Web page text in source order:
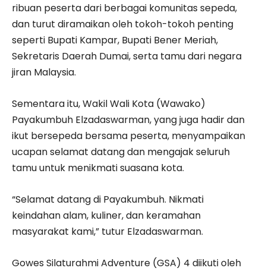
ribuan peserta dari berbagai komunitas sepeda,
dan turut diramaikan oleh tokoh-tokoh penting
seperti Bupati Kampar, Bupati Bener Meriah,
Sekretaris Daerah Dumai, serta tamu dari negara
jiran Malaysia.
Sementara itu, Wakil Wali Kota (Wawako)
Payakumbuh Elzadaswarman, yang juga hadir dan
ikut bersepeda bersama peserta, menyampaikan
ucapan selamat datang dan mengajak seluruh
tamu untuk menikmati suasana kota.
“Selamat datang di Payakumbuh. Nikmati
keindahan alam, kuliner, dan keramahan
masyarakat kami,” tutur Elzadaswarman.
Gowes Silaturahmi Adventure (GSA) 4 diikuti oleh